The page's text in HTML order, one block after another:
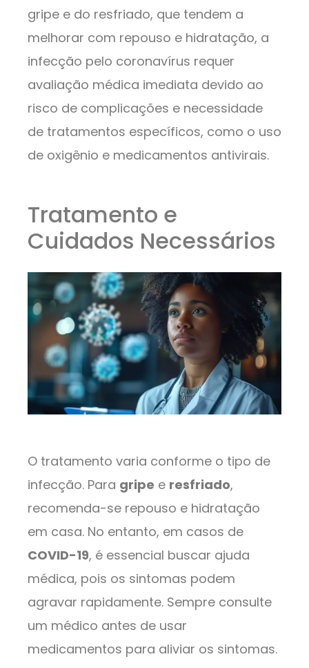
gripe e do resfriado, que tendem a
melhorar com repouso e hidratação, a
infecção pelo coronavírus requer
avaliação médica imediata devido ao
risco de complicações e necessidade
de tratamentos específicos, como o uso
de oxigênio e medicamentos antivirais.
Tratamento e
Cuidados Necessários
O tratamento varia conforme o tipo de
infecção. Para gripe e resfriado,
recomenda-se repouso e hidratação
em casa. No entanto, em casos de
COVID-19, é essencial buscar ajuda
médica, pois os sintomas podem
agravar rapidamente. Sempre consulte
um médico antes de usar
medicamentos para aliviar os sintomas.